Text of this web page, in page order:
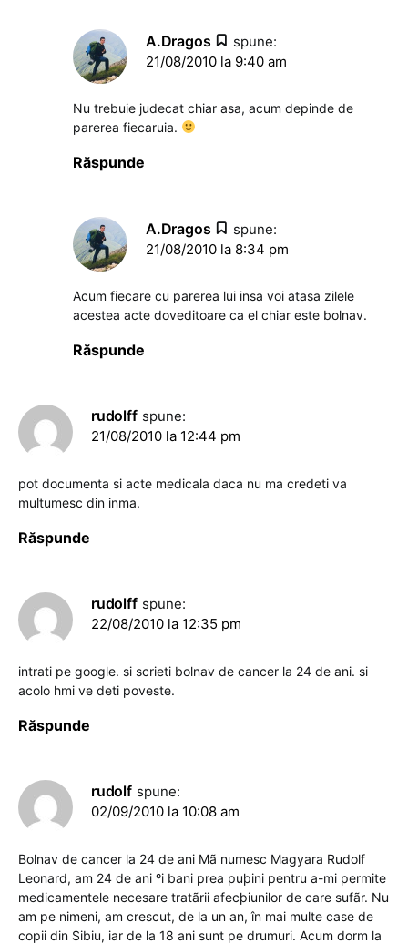
A.Dragos
spune:
21/08/2010 la 9:40 am
Nu trebuie judecat chiar asa, acum depinde de
parerea fiecaruia.
Răspunde
A.Dragos
spune:
21/08/2010 la 8:34 pm
Acum fiecare cu parerea lui insa voi atasa zilele
acestea acte doveditoare ca el chiar este bolnav.
Răspunde
rudolff spune:
21/08/2010 la 12:44 pm
pot documenta si acte medicala daca nu ma credeti va
multumesc din inma.
Răspunde
rudolff spune:
22/08/2010 la 12:35 pm
intrati pe google. si scrieti bolnav de cancer la 24 de ani. si
acolo hmi ve deti poveste.
Răspunde
rudolf spune:
02/09/2010 la 10:08 am
Bolnav de cancer la 24 de ani Mã numesc Magyara Rudolf
Leonard, am 24 de ani ºi bani prea puþini pentru a-mi permite
medicamentele necesare tratãrii afecþiunilor de care sufãr. Nu
am pe nimeni, am crescut, de la un an, în mai multe case de
copii din Sibiu, iar de la 18 ani sunt pe drumuri. Acum dorm la